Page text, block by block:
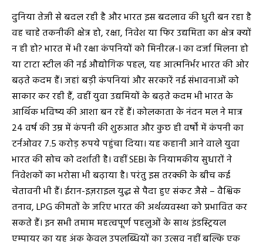
दुनिया तेजी से बदल रही है और भारत इस बदलाव की धुरी बन रहा है
वह चाहे तकनीकी क्षेत्र हो, रक्षा, निवेश या फिर उद्यमिता का क्षेत्र क्यों
न ही हो? भारत में भी रक्षा कंपनियों को मिनीरत्न-I का दर्जा मिलना हो
या टाटा स्टील की नई औद्योगिक पहल, यह आत्मनिर्भर भारत की ओर
बढ़ते कदम हैं। जहां बड़ी कंपनियां और सरकारें नई संभावनाओं को
साकार कर रही हैं, वहीं युवा उद्यमियों के बढ़ते कदम भी भारत के
आर्थिक भविष्य की आशा बन रहें हैं। कोलकाता के नंदन मल ने मात्र
24 वर्ष की उम्र में कंपनी की शुरुआत और कुछ ही वर्षों में कंपनी का
टर्नओवर 7.5 करोड़ रुपये पहुंचा दिया। यह कहानी आने वाले युवा
भारत की सोच को दर्शाती है। वहीं SEBI के नियामकीय सुधारों ने
निवेशकों का भरोसा भी बढ़ाया है। परंतु इस तरक्की के बीच कई
चेतावनी भी हैं। ईरान-इज़राइल युद्ध से पैदा हुए संकट जैसे – वैश्विक
तनाव, LPG कीमतों के जरिए भारत की अर्थव्यवस्था को प्रभावित कर
सकते हैं। इन सभी तमाम महत्वपूर्ण पहलुओं के साथ इंडस्ट्रियल
एम्पायर का यह अंक केवल उपलब्धियों का उत्सव नहीं बल्कि एक